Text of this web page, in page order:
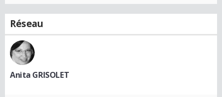
Réseau
Anita GRISOLET